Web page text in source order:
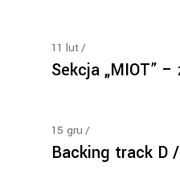
11 lut
Sekcja „MIOT” –
15 gru
Backing track D